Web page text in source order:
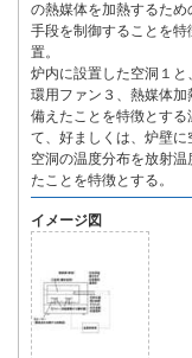
の熱媒体を加熱するた
手段を制御することを
置。
炉内に設置した空洞１
環用ファン３、熱媒体
備えたことを特徴とす
て、好ましくは、炉壁
空洞の温度分布を放射
たことを特徴とする。
イメージ図